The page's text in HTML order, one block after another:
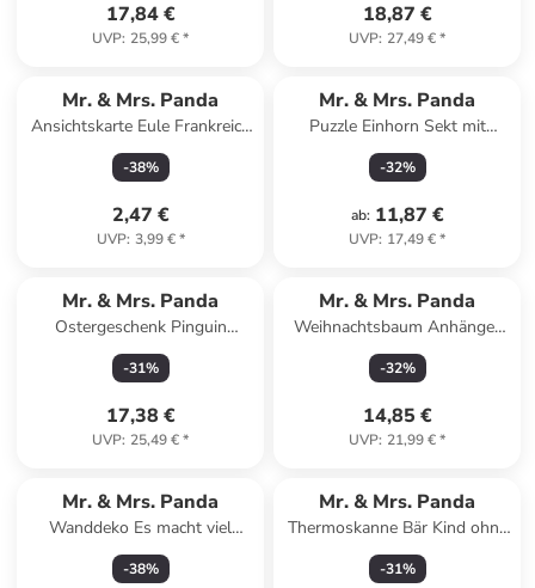
17,84 €
UVP: 25,99 €*
18,87 €
UVP: 27,49 €*
Mr. & Mrs. Panda
Ansichtskarte Eule Frankreich
Design mit Spruch in Weiß
-38%
2,47 €
UVP: 3,99 €*
Mr. & Mrs. Panda
Puzzle Einhorn Sekt mit
Spruch in Rot Pastell
-32%
ab: 11,87 €
UVP: 17,49 €*
Mr. & Mrs. Panda
Ostergeschenk Pinguin
Weihnachtsbaum mit Spruch
in Eisblau
-31%
17,38 €
UVP: 25,49 €*
Mr. & Mrs. Panda
Weihnachtsbaum Anhänger
Igel Herzen Design ohne... in
Weiß
-32%
14,85 €
UVP: 21,99 €*
Mr. & Mrs. Panda
Wanddeko Es macht viel
wacher,... mit Spruch in
Schwarz
-38%
Mr. & Mrs. Panda
Thermoskanne Bär Kind ohne
Spruch in Transparent
-31%